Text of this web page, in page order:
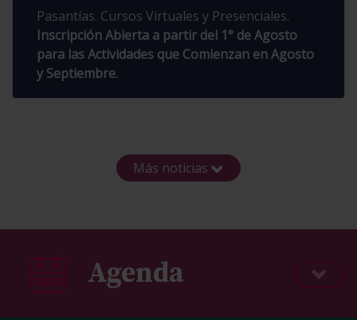
Pasantías. Cursos Virtuales y Presenciales.
Inscripción Abierta a partir del 1° de Agosto
para las Actividades que Comienzan en Agosto
y Septiembre.
Más noticias